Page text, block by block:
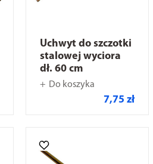
Uchwyt do szczotki
stalowej wyciora
dł. 60 cm
Do koszyka
7,75 zł